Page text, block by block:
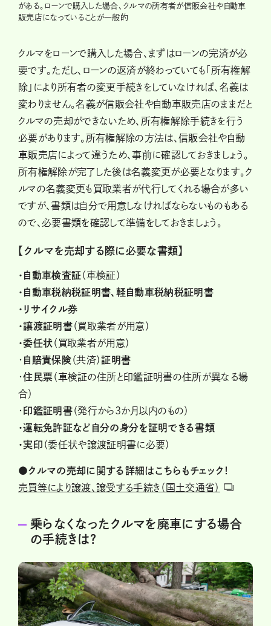
がある。ローンで購入した場合、クルマの所有者が信販会社や自動車
販売店になっていることが一般的
クルマをローンで購入した場合、まずはローンの完済が必
要です。ただし、ローンの返済が終わっていても「所有権解
除」により所有者の変更手続きをしていなければ、名義は
変わりません。名義が信販会社や自動車販売店のままだと
クルマの売却ができないため、所有権解除手続きを行う
必要があります。所有権解除の方法は、信販会社や自動
車販売店によって違うため、事前に確認しておきましょう。
所有権解除が完了した後は名義変更が必要となります。ク
ルマの名義変更も買取業者が代行してくれる場合が多い
ですが、書類は自分で用意しなければならないものもある
ので、必要書類を確認して準備をしておきましょう。
【クルマを売却する際に必要な書類】
・自動車検査証（車検証）
・自動車税納税証明書、軽自動車税納税証明書
・リサイクル券
・譲渡証明書（買取業者が用意）
・委任状（買取業者が用意）
・ 自賠責保険（共済）証明書
・住民票（車検証の住所と印鑑証明書の住所が異なる場
合）
・ 印鑑証明書（発行から3か月以内のもの）
・運転免許証など自分の身分を証明できる書類
・実印 （委任状や譲渡証明書に必要）
●クルマの売却に関する詳細はこちらもチェック！
売買等により譲渡、譲受する手続き（国土交通省）
乗らなくなったクルマを廃車にする場合
の手続きは？